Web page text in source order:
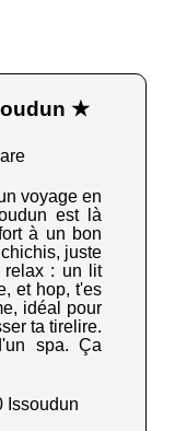
★
voyage en
est là
à un bon
juste
relax : un lit
et hop, t'es
idéal pour
ta tirelire.
spa. Ça
Issoudun